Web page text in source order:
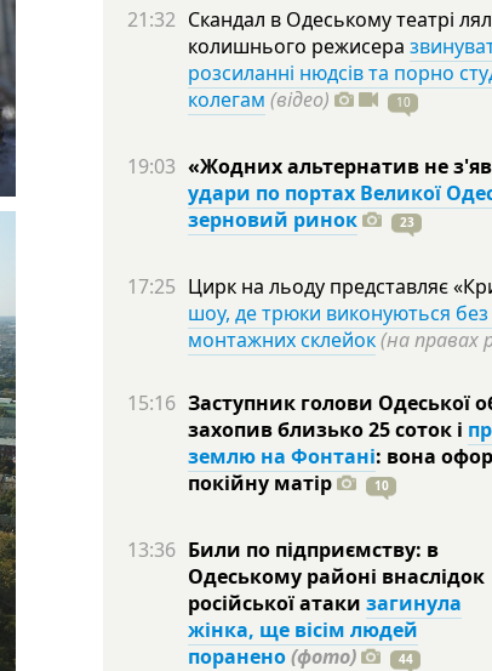
21:32 Скандал в Одеському театрі
колишнього режисера
розсиланні нюдсів та порно
колегам (відео) 10
19:03 «Жодних альтернатив не
удари по портах Великої
зерновий ринок
23
17:25 Цирк на льоду представляє
шоу, де трюки виконуються без
монтажних склейок(на правах
15:16 Заступник голови Одеської
захопив близько 25 соток і
землю на Фонтані: вона
покійну матір 10
13:36 Били по підприємству: в
Одеському районі внаслідок
російської атаки загинула
жінка, ще вісім людей
поранено(фото) 44